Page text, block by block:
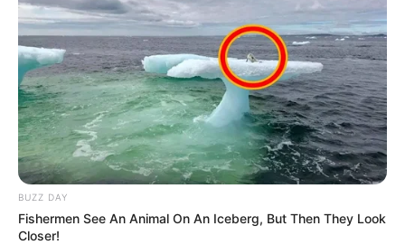
BUZZ DAY
Fishermen See An Animal On An Iceberg, But Then They Look
Closer!